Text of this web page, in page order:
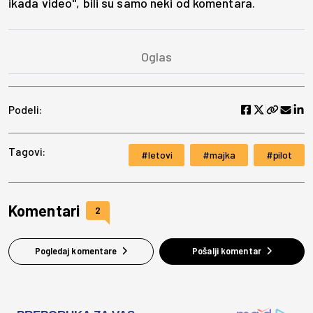
Podeli:
Tagovi: letovi majka pilot
Komentari 2
Pogledaj komentare Pošalji komentar